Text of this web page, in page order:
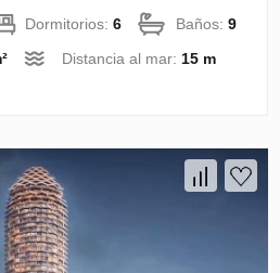
Dormitorios:6 Baños:9
Distancia al mar: 15 m